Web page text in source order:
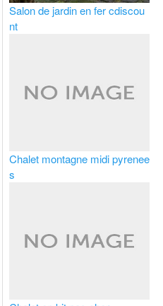
Salon de jardin en fer cdiscou
nt
Chalet montagne midi pyrenee
s